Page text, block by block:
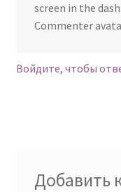
screen in the
Commenter
Войдите, чтобы
Добавить